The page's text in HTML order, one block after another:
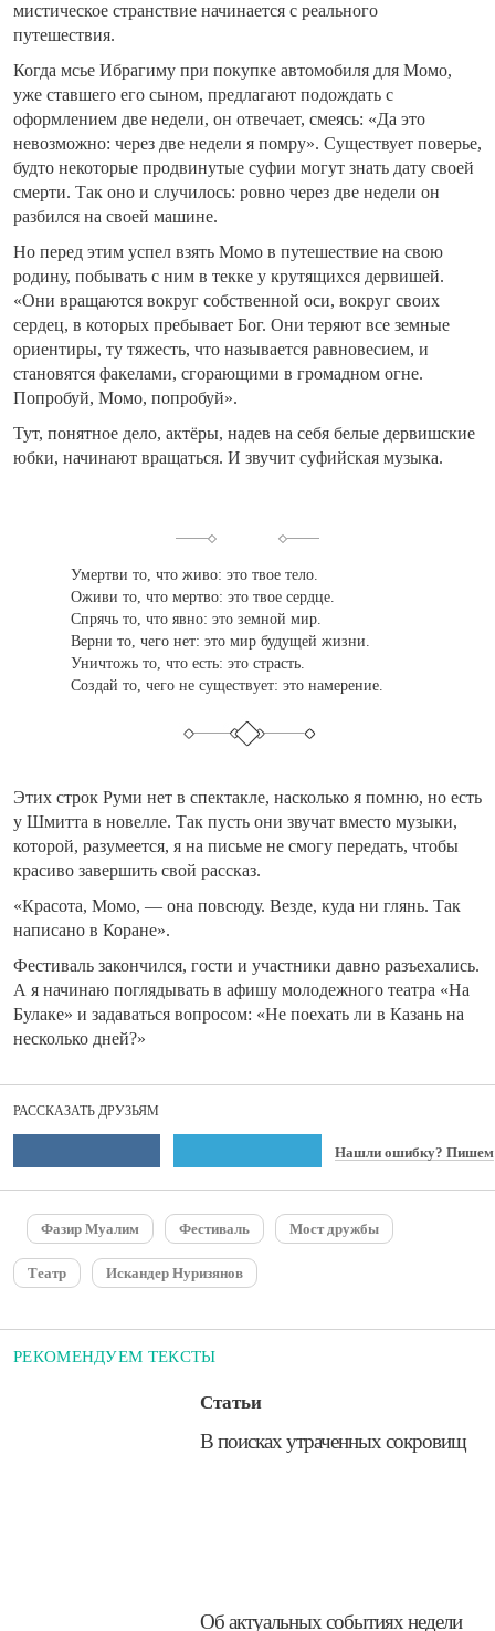
мистическое странствие начинается с реального
путешествия.
Когда мсье Ибрагиму при покупке автомобиля для Момо,
уже ставшего его сыном, предлагают подождать с
оформлением две недели, он отвечает, смеясь: «Да это
невозможно: через две недели я помру». Существует поверье,
будто некоторые продвинутые суфии могут знать дату своей
смерти. Так оно и случилось: ровно через две недели он
разбился на своей машине.
Но перед этим успел взять Момо в путешествие на свою
родину, побывать с ним в текке у крутящихся дервишей.
«Они вращаются вокруг собственной оси, вокруг своих
сердец, в которых пребывает Бог. Они теряют все земные
ориентиры, ту тяжесть, что называется равновесием, и
становятся факелами, сгорающими в громадном огне.
Попробуй, Момо, попробуй».
Тут, понятное дело, актёры, надев на себя белые дервишские
юбки, начинают вращаться. И звучит суфийская музыка.
Умертви то, что живо: это твое тело.
Оживи то, что мертво: это твое сердце.
Спрячь то, что явно: это земной мир.
Верни то, чего нет: это мир будущей жизни.
Уничтожь то, что есть: это страсть.
Создай то, чего не существует: это намерение.
Этих строк Руми нет в спектакле, насколько я помню, но есть
у Шмитта в новелле. Так пусть они звучат вместо музыки,
которой, разумеется, я на письме не смогу передать, чтобы
красиво завершить свой рассказ.
«Красота, Момо, — она повсюду. Везде, куда ни глянь. Так
написано в Коране».
Фестиваль закончился, гости и участники давно разъехались.
А я начинаю поглядывать в афишу молодежного театра «На
Булаке» и задаваться вопросом: «Не поехать ли в Казань на
несколько дней?»
РАССКАЗАТЬ ДРУЗЬЯМ
Нашли ошибку? Пишем
Фазир Муалим Фестиваль Мост дружбы
Театр Искандер Нуризянов
РЕКОМЕНДУЕМ ТЕКСТЫ
Статьи
​В поисках утраченных сокровищ
​Об актуальных событиях недели